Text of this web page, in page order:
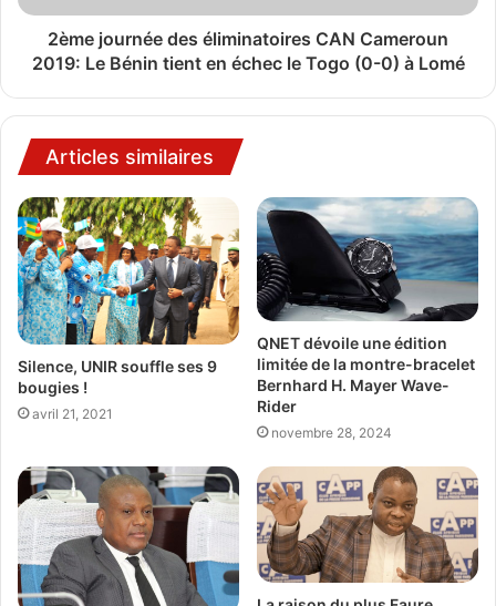
2ème journée des éliminatoires CAN Cameroun
2019: Le Bénin tient en échec le Togo (0-0) à Lomé
Articles similaires
Silence, UNIR souffle ses 9
bougies !
avril 21, 2021
QNET dévoile une édition
limitée de la montre-bracelet
Bernhard H. Mayer Wave-
Rider
novembre 28, 2024